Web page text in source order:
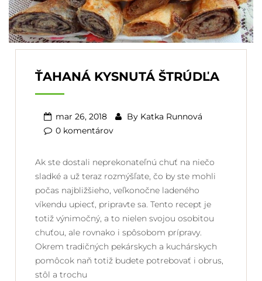
ŤAHANÁ KYSNUTÁ ŠTRÚDĽA
mar 26, 2018 By Katka Runnová
0 komentárov
Ak ste dostali neprekonateľnú chuť na niečo
sladké a už teraz rozmýšľate, čo by ste mohli
počas najbližšieho, veľkonočne ladeného
víkendu upiecť, pripravte sa. Tento recept je
totiž výnimočný, a to nielen svojou osobitou
chuťou, ale rovnako i spôsobom prípravy.
Okrem tradičných pekárskych a kuchárskych
pomôcok naň totiž budete potrebovať i obrus,
stôl a trochu